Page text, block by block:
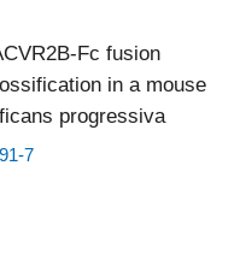
Fc fusion
in a mouse
progressiva
7